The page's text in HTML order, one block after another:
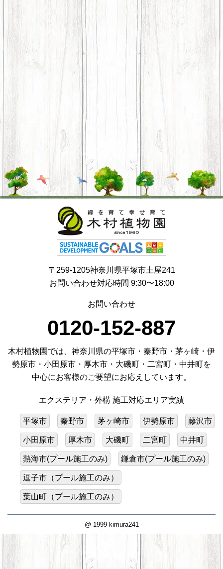
〒259-1205神奈川県平塚市土屋241
お問い合わせ対応時間 9:30〜18:00
お問い合わせ
0120-152-887
木村植物園では、神奈川県の平塚市・秦野市・茅ヶ崎・伊
勢原市・小田原市・厚木市・大磯町・二宮町・中井町を
中心にお客様のご要望にお応えしています。
エクステリア・外構 施工対応エリア実績
平塚市 秦野市 茅ヶ崎市 伊勢原市 藤沢市
小田原市 厚木市 大磯町 二宮町 中井町
熱海市(プール施工のみ) 鎌倉市(プール施工のみ)
逗子市（プール施工のみ）
葉山町（プール施工のみ）
@ 1999 kimura241